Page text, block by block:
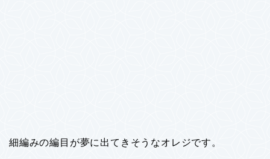
細編みの編目が夢に出てきそうなオレジです。